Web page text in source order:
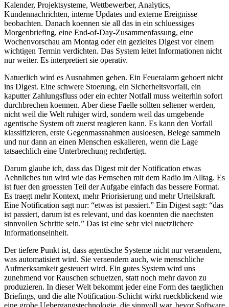
Kalender, Projektsysteme, Wettbewerber, Analytics,
Kundennachrichten, interne Updates und externe Ereignisse
beobachten. Danach koennen sie all das in ein schluessiges
Morgenbriefing, eine End-of-Day-Zusammenfassung, eine
Wochenvorschau am Montag oder ein gezieltes Digest vor einem
wichtigen Termin verdichten. Das System leitet Informationen nicht
nur weiter. Es interpretiert sie operativ.
Natuerlich wird es Ausnahmen geben. Ein Feueralarm gehoert nicht
ins Digest. Eine schwere Stoerung, ein Sicherheitsvorfall, ein
kaputter Zahlungsfluss oder ein echter Notfall muss weiterhin sofort
durchbrechen koennen. Aber diese Faelle sollten seltener werden,
nicht weil die Welt ruhiger wird, sondern weil das umgebende
agentische System oft zuerst reagieren kann. Es kann den Vorfall
klassifizieren, erste Gegenmassnahmen ausloesen, Belege sammeln
und nur dann an einen Menschen eskalieren, wenn die Lage
tatsaechlich eine Unterbrechung rechtfertigt.
Darum glaube ich, dass das Digest mit der Notification etwas
Aehnliches tun wird wie das Fernsehen mit dem Radio im Alltag. Es
ist fuer den groessten Teil der Aufgabe einfach das bessere Format.
Es traegt mehr Kontext, mehr Priorisierung und mehr Urteilskraft.
Eine Notification sagt nur: “etwas ist passiert.” Ein Digest sagt: “das
ist passiert, darum ist es relevant, und das koennten die naechsten
sinnvollen Schritte sein.” Das ist eine sehr viel nuetzlichere
Informationseinheit.
Der tiefere Punkt ist, dass agentische Systeme nicht nur veraendern,
was automatisiert wird. Sie veraendern auch, wie menschliche
Aufmerksamkeit gesteuert wird. Ein gutes System wird uns
zunehmend vor Rauschen schuetzen, statt noch mehr davon zu
produzieren. In dieser Welt bekommt jeder eine Form des taeglichen
Briefings, und die alte Notification-Schicht wirkt rueckblickend wie
eine grobe Uebergangstechnologie, die sinnvoll war, bevor Software